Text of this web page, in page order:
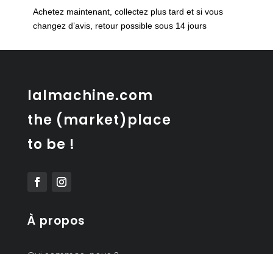
cuir
1975
Achetez maintenant, collectez plus tard et si vous
changez d’avis, retour possible sous 14 jours
lalmachine.com
the (market)place
to be !
À propos